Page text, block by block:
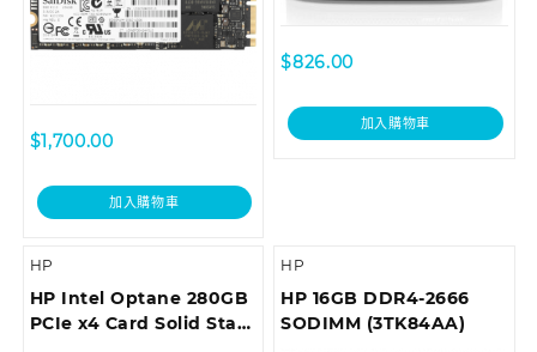
$1,700.00
加入購物車
$826.00
加入購物車
HP
HP Intel Optane 280GB
PCIe x4 Card Solid State
HP
HP 16GB DDR4-2666
SODIMM (3TK84AA)